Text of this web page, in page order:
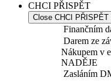
CHCI PŘISPĚT
Close CHCI PŘISPĚT
Finančním
Darem ze
Nákupem v
NADĚJE
Zasláním